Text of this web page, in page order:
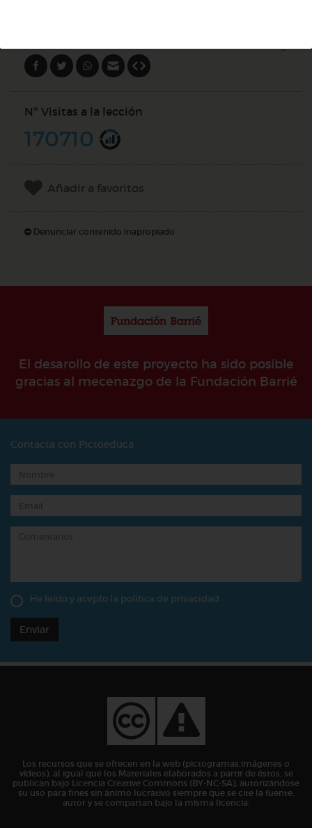
Nº Visitas a la lección
170710
Añadir a favoritos
Denunciar contenido inapropiado
El desarollo de este proyecto ha sido posible
gracias al mecenazgo de la Fundación Barrié
Contacta con Pictoeduca
He leído y acepto la política de privacidad
Enviar
Los recursos que se ofrecen en la web (pictogramas,imágenes o
vídeos), al igual que los Materiales elaborados a partir de éstos, se
publican bajo Licencia Creative Commons (BY-NC-SA), autorizándose
su uso para fines sin ánimo lucrativo siempre que se cite la fuente,
autor y se compartan bajo la misma licencia.